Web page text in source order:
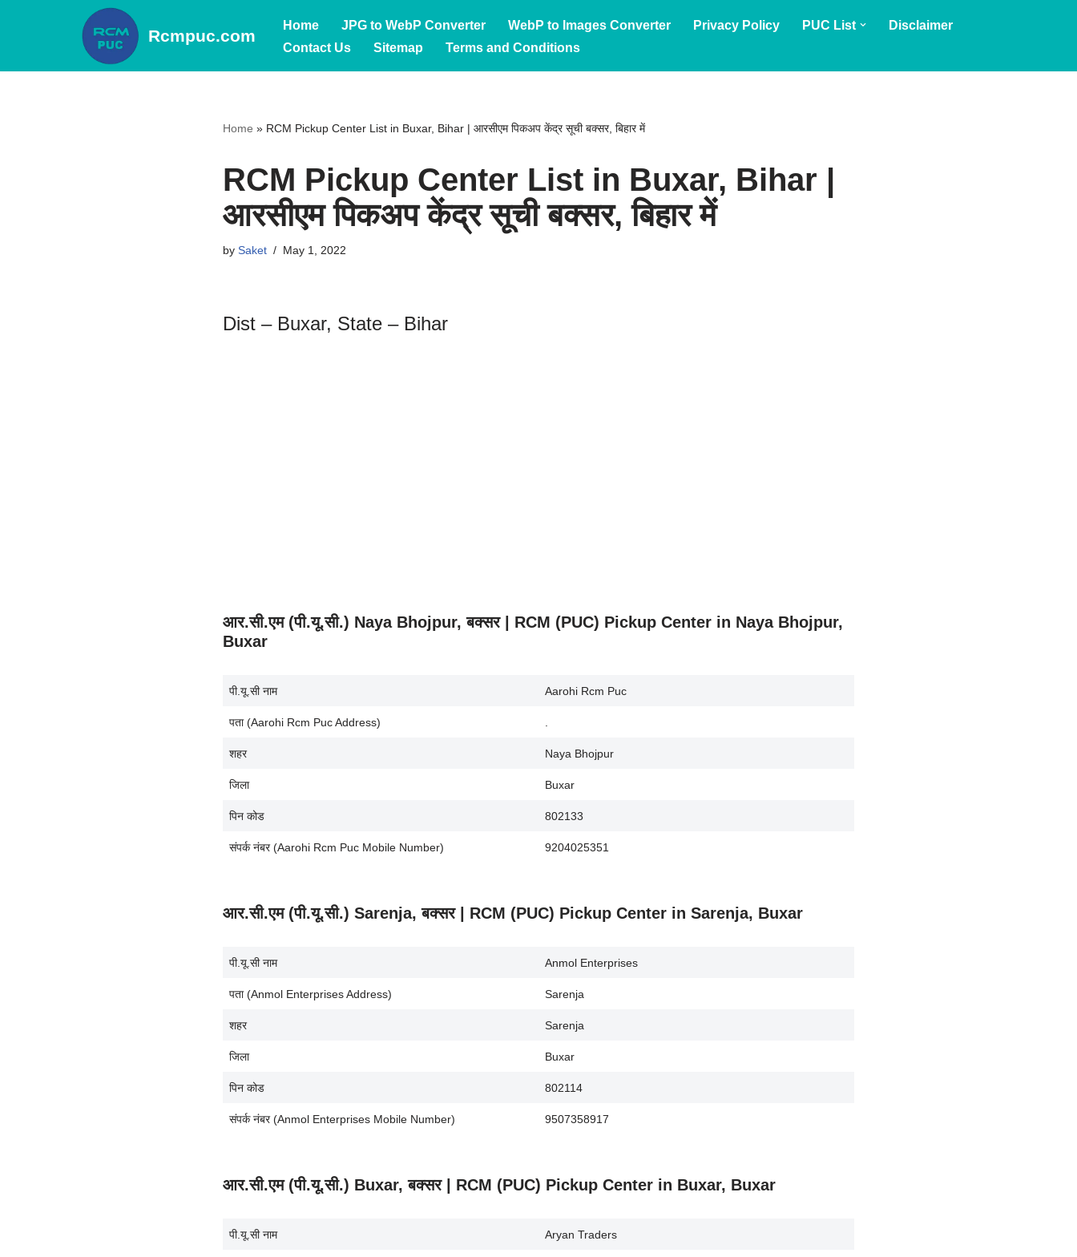
Rcmpuc.com
Home JPG to WebP Converter WebP to Images Converter Privacy Policy PUC List
Disclaimer
Contact Us
Sitemap Terms and Conditions
Home » RCM Pickup Center List in Buxar, Bihar | आरसीएम पिकअप केंद्र सूची बक्सर, बिहार में
RCM Pickup Center List in Buxar, Bihar |
आरसीएम पिकअप केंद्र सूची बक्सर, बिहार में
by Saket May 1, 2022
Dist – Buxar, State – Bihar
आर.सी.एम (पी.यू.सी.) Naya Bhojpur, बक्सर | RCM (PUC) Pickup Center in Naya Bhojpur,
Buxar
पी.यू.सी नाम Aarohi Rcm Puc
पता (Aarohi Rcm Puc Address)
शहर Naya Bhojpur
जिला Buxar
पिन कोड 802133
संपर्क नंबर (Aarohi Rcm Puc Mobile Number) 9204025351
आर.सी.एम (पी.यू.सी.) Sarenja, बक्सर | RCM (PUC) Pickup Center in Sarenja, Buxar
पी.यू.सी नाम Anmol Enterprises
पता (Anmol Enterprises Address) Sarenja
शहर Sarenja
जिला Buxar
पिन कोड 802114
संपर्क नंबर (Anmol Enterprises Mobile Number) 9507358917
आर.सी.एम (पी.यू.सी.) Buxar, बक्सर | RCM (PUC) Pickup Center in Buxar, Buxar
पी.यू.सी नाम Aryan Traders